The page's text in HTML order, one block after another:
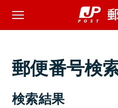
郵便番号検
検索結果